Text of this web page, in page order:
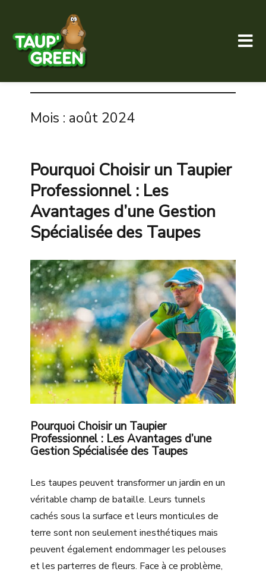
Taup' Green
Mois : août 2024
Pourquoi Choisir un Taupier
Professionnel : Les
Avantages d’une Gestion
Spécialisée des Taupes
Pourquoi Choisir un Taupier
Professionnel : Les Avantages d’une
Gestion Spécialisée des Taupes
Les taupes peuvent transformer un jardin en un
véritable champ de bataille. Leurs tunnels
cachés sous la surface et leurs monticules de
terre sont non seulement inesthétiques mais
peuvent également endommager les pelouses
et les parterres de fleurs. Face à ce problème,